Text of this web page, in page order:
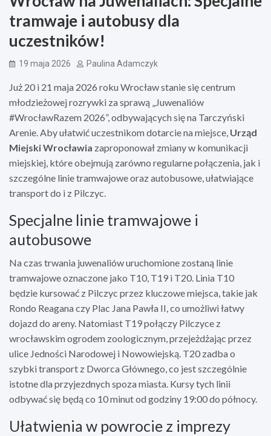
tramwaje i autobusy dla
uczestników!
19 maja 2026 Paulina Adamczyk
Już 20 i 21 maja 2026 roku Wrocław stanie się centrum
młodzieżowej rozrywki za sprawą „Juwenaliów
#WrocławRazem 2026”, odbywających się na Tarczyński
Arenie. Aby ułatwić uczestnikom dotarcie na miejsce, Urząd
Miejski Wrocławia zaproponował zmiany w komunikacji
miejskiej, które obejmują zarówno regularne połączenia, jak i
szczególne linie tramwajowe oraz autobusowe, ułatwiające
transport do i z Pilczyc.
Specjalne linie tramwajowe i
autobusowe
Na czas trwania juwenaliów uruchomione zostaną linie
tramwajowe oznaczone jako T10, T19 i T20. Linia T10
będzie kursować z Pilczyc przez kluczowe miejsca, takie jak
Rondo Reagana czy Plac Jana Pawła II, co umożliwi łatwy
dojazd do areny. Natomiast T19 połączy Pilczyce z
wrocławskim ogrodem zoologicznym, przejeżdżając przez
ulice Jedności Narodowej i Nowowiejską. T20 zadba o
szybki transport z Dworca Głównego, co jest szczególnie
istotne dla przyjezdnych spoza miasta. Kursy tych linii
odbywać się będą co 10 minut od godziny 19:00 do północy.
Ułatwienia w powrocie z imprezy